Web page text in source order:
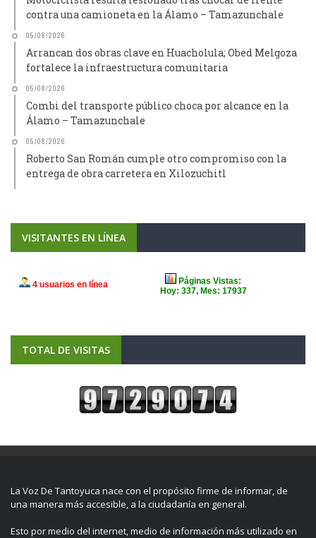
contra una camioneta en la Álamo – Tamazunchale
05/08/2026
Arrancan dos obras clave en Huacholula; Obed Melgoza
fortalece la infraestructura comunitaria
05/08/2026
Combi del transporte público choca por alcance en la
Álamo – Tamazunchale
05/08/2026
Roberto San Román cumple otro compromiso con la
entrega de obra carretera en Xilozuchitl
VISITANTES EN LÍNEA
TOTAL DE VISITAS
La Voz De Tantoyuca nace con el propósito firme de informar, de
una manera más accesible, a la ciudadanía en general.
Esto por medio del internet, medio de información más utilizado en